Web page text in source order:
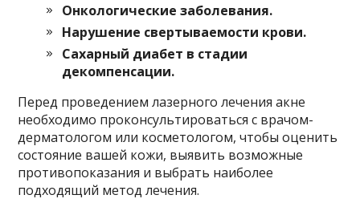
Онкологические заболевания.
Нарушение свертываемости крови.
Сахарный диабет в стадии
декомпенсации.
Перед проведением лазерного лечения акне
необходимо проконсультироваться с врачом-
дерматологом или косметологом, чтобы оценить
состояние вашей кожи, выявить возможные
противопоказания и выбрать наиболее
подходящий метод лечения.